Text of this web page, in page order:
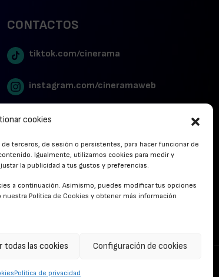
cookies
terceros, de sesión o persistentes, para hacer funcionar de
Igualmente, utilizamos cookies para medir y
la publicidad a tus gustos y preferencias.
a continuación. Asimismo, puedes modificar tus opciones
Política de Cookies y obtener más información
todas las cookies Configuración de cookies
Política de privacidad
CONTACTOS
tiktok.com/cinerama
instagram.com/cineramaweb
twitter.com/cinerames
Youtube Canal Cinerama